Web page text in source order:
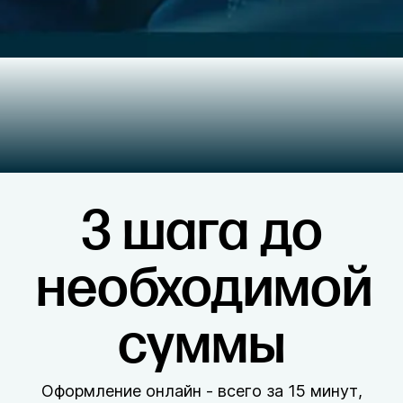
3 шага до
необходимой
суммы
Оформление онлайн - всего за 15 минут,